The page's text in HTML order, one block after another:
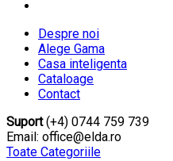
Despre noi
Alege Gama
Casa inteligenta
Cataloage
Contact
Suport(+4) 0744 759 739
Email: office@elda.ro
Toate Categoriile